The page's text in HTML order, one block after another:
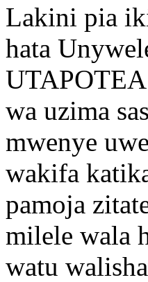
Lakini pia
hata
wa uzima
mwenye
wakifa
pamoja
milele wala
watu